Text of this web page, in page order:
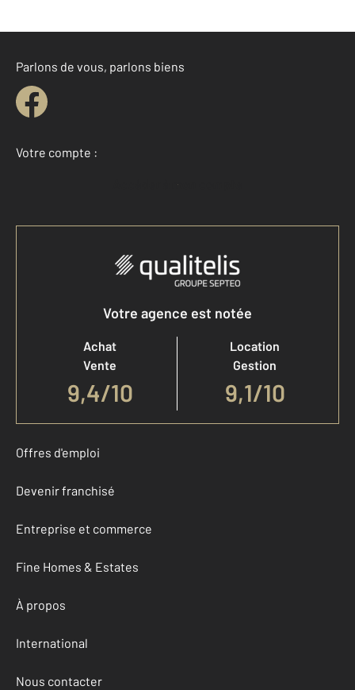
Parlons de vous, parlons biens
Votre compte :
Accéder à mon compte
Votre agence est notée
Achat
Vente
9,4/10
Location
Gestion
9,1/10
Offres d'emploi
Devenir franchisé
Entreprise et commerce
Fine Homes & Estates
À propos
International
Nous contacter